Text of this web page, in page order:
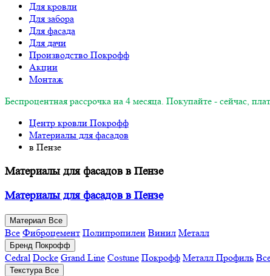
Для кровли
Для забора
Для фасада
Для дачи
Производство Покрофф
Акции
Монтаж
Беспроцентная рассрочка на 4 месяца. Покупайте - сейчас,
Центр кровли Покрофф
Материалы для фасадов
в Пензе
Материалы для фасадов в Пензе
Материалы для фасадов в Пензе
Материал Все
Все Фиброцемент Полипропилен Винил Металл
Бренд Покрофф
Cedral Docke Grand Line Costune Покрофф Металл Профиль
Текстура Все